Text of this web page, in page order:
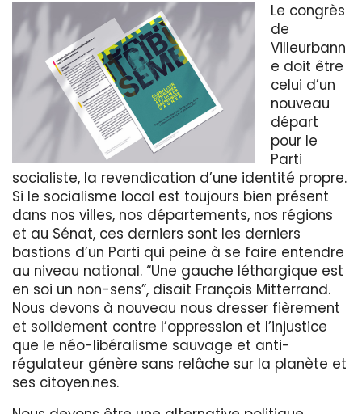
Le congrès
de
Villeurbann
e doit être
celui d’un
nouveau
départ
pour le
Parti
socialiste, la revendication d’une identité propre.
Si le socialisme local est toujours bien présent
dans nos villes, nos départements, nos régions
et au Sénat, ces derniers sont les derniers
bastions d’un Parti qui peine à se faire entendre
au niveau national. “Une gauche léthargique est
en soi un non-sens”, disait François Mitterrand.
Nous devons à nouveau nous dresser fièrement
et solidement contre l’oppression et l’injustice
que le néo-libéralisme sauvage et anti-
régulateur génère sans relâche sur la planète et
ses citoyen.nes.